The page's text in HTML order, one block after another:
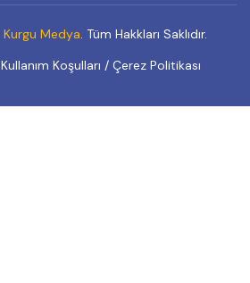
Kurgu Medya. Tüm Hakkları Saklıdır.
Kullanım Koşulları / Çerez Politikası